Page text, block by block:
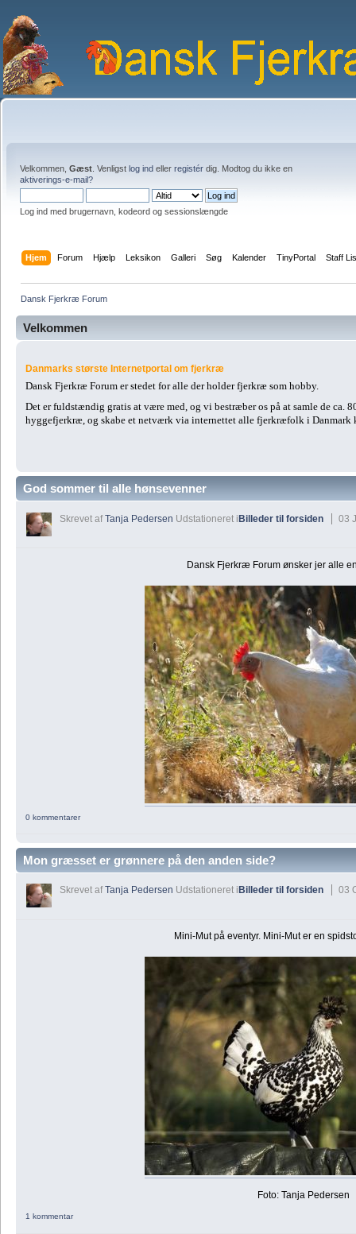
Velkommen, Gæst . Venligst log ind eller registér dig. Modtog du ikke en
aktiverings-e-mail?
Log ind med brugernavn, kodeord og sessionslængde
Hjem Forum Hjælp Leksikon Galleri Søg Kalender TinyPortal Staff
Dansk Fjerkræ Forum
Velkommen
Danmarks største Internetportal om fjerkræ
Dansk Fjerkræ Forum er stedet for alle der holder fjerkræ som hobby.
Det er fuldstændig gratis at være med, og vi bestræber os på at samle de ca.
hyggefjerkræ, og skabe et netværk via internettet alle fjerkræfolk i Danmark
God sommer til alle hønsevenner
Skrevet afTanja Pedersen Udstationeret iBilleder til forsiden 03
Dansk Fjerkræ Forum ønsker jer alle
0 kommentarer
Mon græsset er grønnere på den anden side?
Skrevet afTanja Pedersen Udstationeret i Billeder til forsiden 03
Mini-Mut på eventyr. Mini-Mut er en
Foto: Tanja Pedersen
1 kommentar